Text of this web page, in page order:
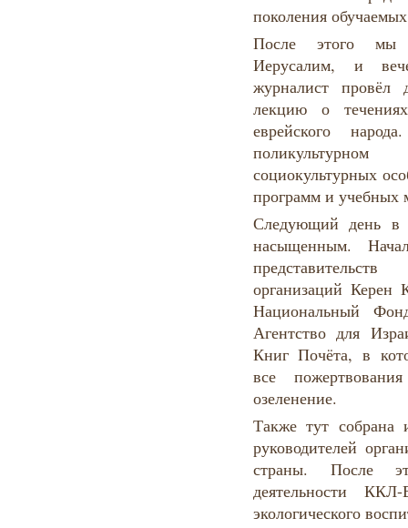
поколения
После этого мы
Иерусалим, и
журналист провёл
лекцию о
еврейского
социокультурных
программ и учебных
Следующий день в
насыщенным.
организаций Керен
Национальный
Агентство для
Книг Почёта, в
все
озеленение.
Также тут собрана
руководителей
страны. После
деятельности
экологического